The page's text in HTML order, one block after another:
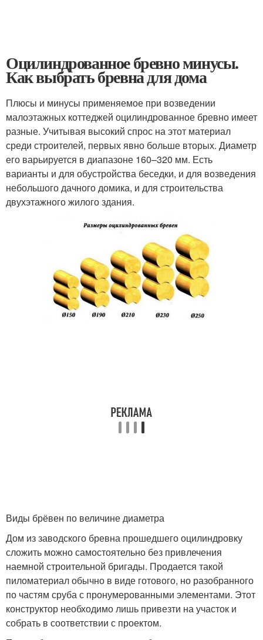
Оцилиндрованное бревно минусы.
Как выбрать бревна для дома
Плюсы и минусы применяемое при возведении
малоэтажных коттеджей оцилиндрованное бревно имеет
разные. Учитывая высокий спрос на этот материал
среди строителей, первых явно больше вторых. Диаметр
его варьируется в диапазоне 160–320 мм. Есть
варианты и для обустройства беседки, и для возведения
небольшого дачного домика, и для строительства
двухэтажного жилого здания.
Виды брёвен по величине диаметра
Дом из заводского бревна прошедшего оцилиндровку
сложить можно самостоятельно без привлечения
наемной строительной бригады. Продается такой
пиломатериал обычно в виде готового, но разобранного
по частям сруба с пронумерованными элементами. Этот
конструктор необходимо лишь привезти на участок и
собрать в соответствии с проектом.